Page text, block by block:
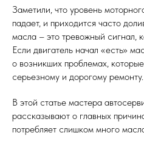
Заметили, что уровень
падает, и приходится часто
масла – это тревожный сигнал,
Если двигатель начал «есть»
о возникших проблемах,
серьезному и дорогому ремонту.
В этой статье мастера
рассказывают о главных
потребляет слишком много